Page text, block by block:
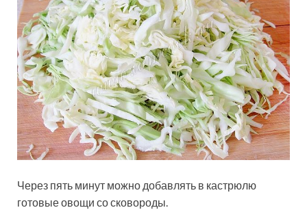
Через пять минут можно добавлять в кастрюлю
готовые овощи со сковороды.